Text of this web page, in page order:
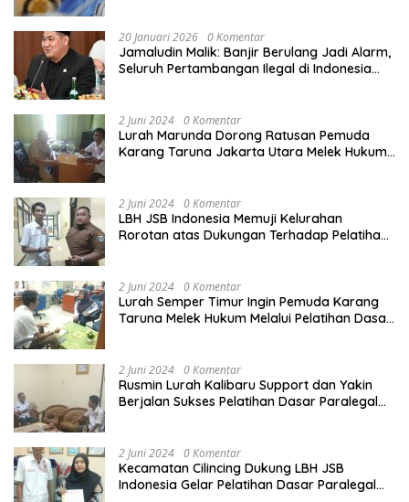
20 Januari 2026 0 Komentar
Jamaludin Malik: Banjir Berulang Jadi Alarm,
Seluruh Pertambangan Ilegal di Indonesia
2 Juni 2024 0 Komentar
Lurah Marunda Dorong Ratusan Pemuda
Karang Taruna Jakarta Utara Melek Hukum
2 Juni 2024 0 Komentar
LBH JSB Indonesia Memuji Kelurahan
Rorotan atas Dukungan Terhadap Pelatihan
2 Juni 2024 0 Komentar
Lurah Semper Timur Ingin Pemuda Karang
Taruna Melek Hukum Melalui Pelatihan Dasar
2 Juni 2024 0 Komentar
Rusmin Lurah Kalibaru Support dan Yakin
Berjalan Sukses Pelatihan Dasar Paralegal
2 Juni 2024 0 Komentar
Kecamatan Cilincing Dukung LBH JSB
Indonesia Gelar Pelatihan Dasar Paralegal